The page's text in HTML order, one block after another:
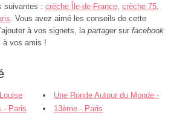
suivantes : crèche Île-de-France, crèche 75,
. Vous avez aimé les conseils de cette
à vos signets, la partagersur facebook
à vos amis !
Une Ronde Autour du Monde -
Paris
- Paris 13ème - Paris